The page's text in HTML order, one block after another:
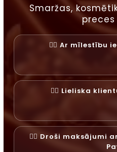
Smaržas,
✓⃝ Ar mīlestību
✓⃝ Lieliska
✓⃝ Droši maksājumi